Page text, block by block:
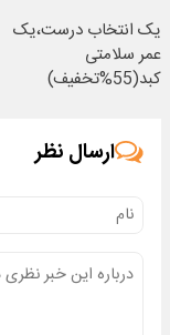
یک انتخاب درست،یک
عمر سلامتی
کبد(55%تخفیف)
ارسال نظر